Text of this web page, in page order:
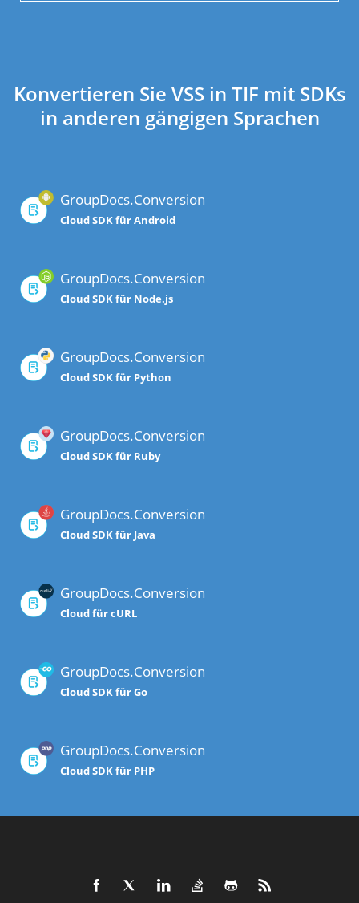
Konvertieren Sie VSS in TIF mit SDKs
in anderen gängigen Sprachen
GroupDocs.Conversion
Cloud SDK für Android
GroupDocs.Conversion
Cloud SDK für Node.js
GroupDocs.Conversion
Cloud SDK für Python
GroupDocs.Conversion
Cloud SDK für Ruby
GroupDocs.Conversion
Cloud SDK für Java
GroupDocs.Conversion
Cloud für cURL
GroupDocs.Conversion
Cloud SDK für Go
GroupDocs.Conversion
Cloud SDK für PHP